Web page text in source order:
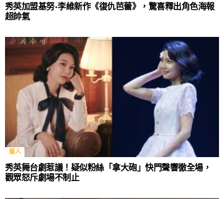
秀英加盟基努·李維新作《復仇芭蕾》，驚喜釋出角色海報
超帥氣
藝人
秀英舞台劇惹議！疑似粉絲「拿大砲」快門聲響徹全場，
觀眾怒斥劇場不制止